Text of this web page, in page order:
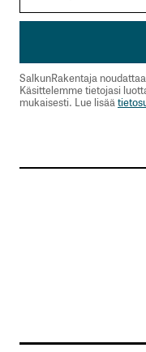
SalkunRakentaja
Käsittelemme tietojasi
mukaisesti. Lue lisää